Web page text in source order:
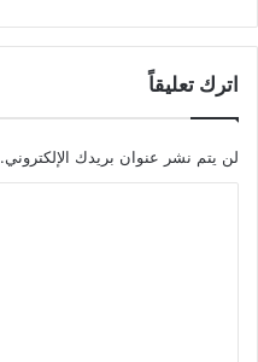
اترك تعليقاً
لن يتم نشر عنوان بريدك الإلكتروني.